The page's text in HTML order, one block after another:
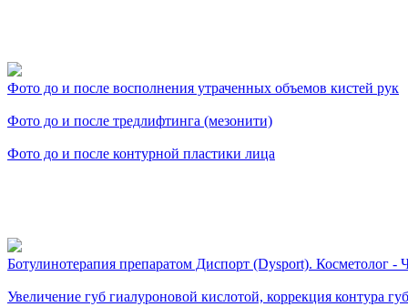
Фото до и после восполнения утраченных объемов кистей рук
Фото до и после тредлифтинга (мезонити)
Фото до и после контурной пластики лица
Ботулинотерапия препаратом Диспорт (Dysport). Косметолог -
Увеличение губ гиалуроновой кислотой, коррекция контура